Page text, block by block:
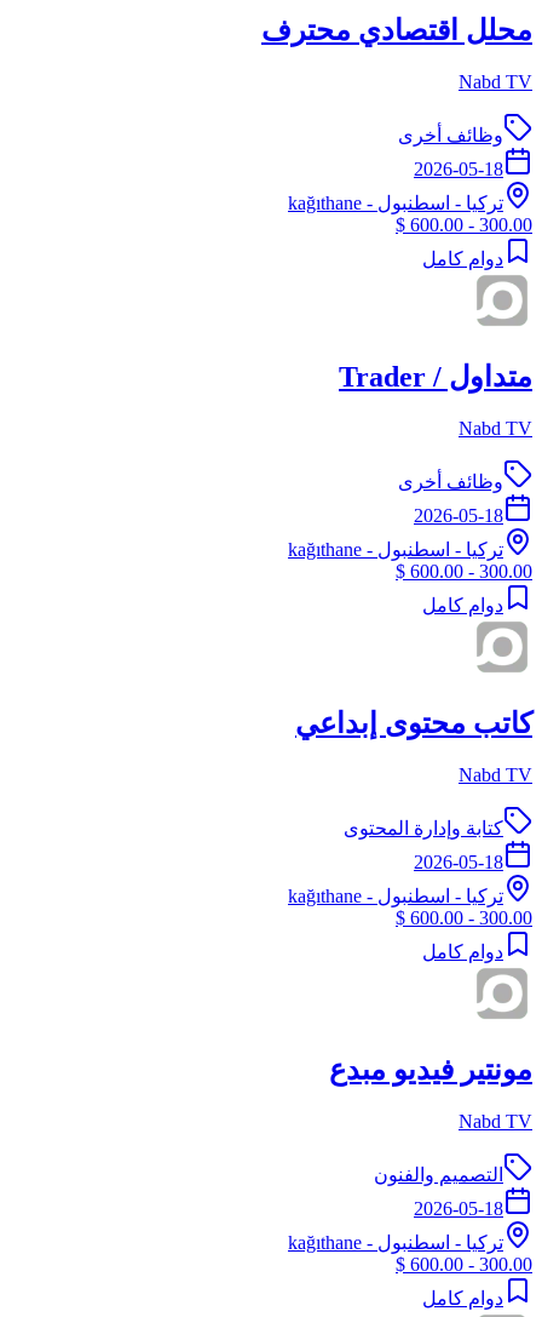
محلل اقتصادي محترف
Nabd TV
وظائف أخرى
2026-05-18
تركيا - اسطنبول - kağıthane
300.00 - 600.00 $
دوام كامل
متداول / Trader
Nabd TV
وظائف أخرى
2026-05-18
تركيا - اسطنبول - kağıthane
300.00 - 600.00 $
دوام كامل
كاتب محتوى إبداعي
Nabd TV
كتابة وإدارة المحتوى
2026-05-18
تركيا - اسطنبول - kağıthane
300.00 - 600.00 $
دوام كامل
مونتير فيديو مبدع
Nabd TV
التصميم والفنون
2026-05-18
تركيا - اسطنبول - kağıthane
300.00 - 600.00 $
دوام كامل